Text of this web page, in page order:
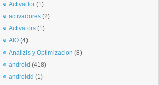
Activador (1)
activadores (2)
Activators (1)
AIO (4)
Analizis y Optimizacion (8)
android (418)
androidd (1)